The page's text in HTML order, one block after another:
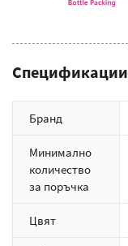
Спецификации
Бранд
Минимално
количество
за поръчка
Цвят